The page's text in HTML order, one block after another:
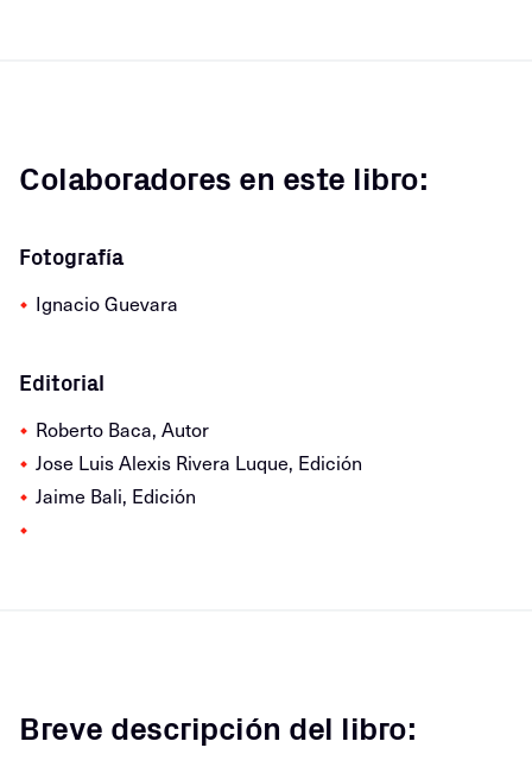
Colaboradores en este libro:
Fotografía
Ignacio Guevara
Editorial
Roberto Baca, Autor
Jose Luis Alexis Rivera Luque, Edición
Jaime Bali, Edición
Breve descripción del libro: